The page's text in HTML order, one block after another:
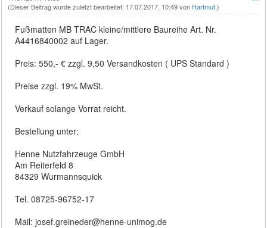
(Dieser Beitrag wurde zuletzt bearbeitet: 17.07.2017, 10:49 von Hartmut.)
Fußmatten MB TRAC kleine/mittlere Baureihe Art. Nr.
A4416840002 auf Lager.
Preis: 550,- € zzgl. 9,50 Versandkosten ( UPS Standard )
Preise zzgl. 19% MwSt.
Verkauf solange Vorrat reicht.
Bestellung unter:
Henne Nutzfahrzeuge GmbH
Am Reiterfeld 8
84329 Wurmannsquick
Tel. 08725-96752-17
Mail: josef.greineder@henne-unimog.de